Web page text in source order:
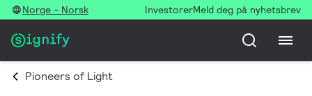
Norge - Norsk InvestorerMeld deg på nyhetsbrev
Pioneers of Light